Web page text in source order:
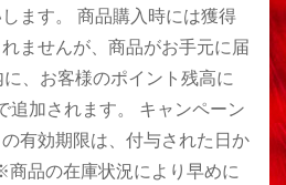
ます。 商品購入時には獲得
ませんが、商品がお手元に届
、お客様のポイント残高に
追加されます。 キャンペーン
有効期限は、付与された日か
品の在庫状況により早めに